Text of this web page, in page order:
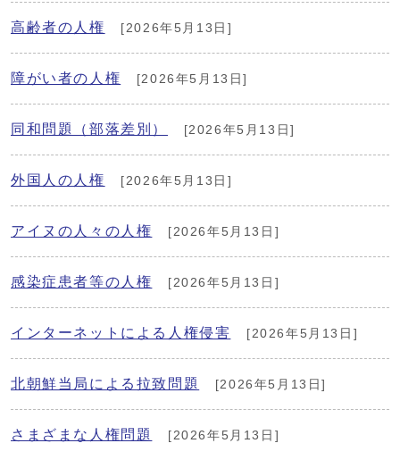
高齢者の人権 [2026年5月13日]
障がい者の人権 [2026年5月13日]
同和問題（部落差別） [2026年5月13日]
外国人の人権 [2026年5月13日]
アイヌの人々の人権 [2026年5月13日]
感染症患者等の人権 [2026年5月13日]
インターネットによる人権侵害 [2026年5月13日]
北朝鮮当局による拉致問題 [2026年5月13日]
さまざまな人権問題 [2026年5月13日]